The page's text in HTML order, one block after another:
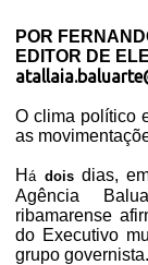
POR
EDITOR DE
O clima político
as
Há doisdias,
Agência
ribamarense
do Executivo
grupo governista.